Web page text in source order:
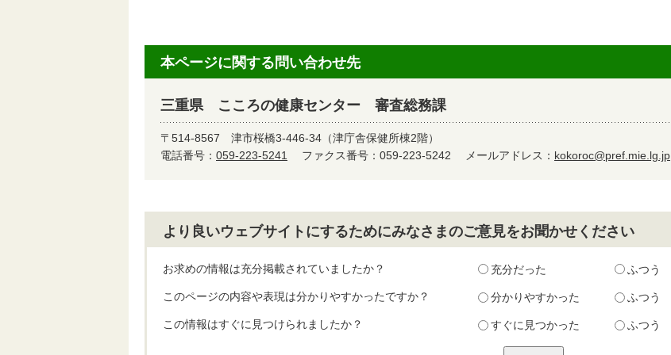
本ページに関する問い合わせ先
三重県 こころの健康センター 審査総務課
〒514-8567 津市桜橋3-446-34（津庁舎保健所棟2階）
電話番号： 059-223-5241 ファクス番号：059-223-5242 メールアドレス： kokoroc@pref.mie.lg.jp
より良いウェブサイトにするためにみなさまのご意見をお聞かせください
お求めの情報は充分掲載されていましたか？ 充分だった ふつう
このページの内容や表現は分かりやすかったですか？ 分かりやすかった ふつう
この情報はすぐに見つけられましたか？ すぐに見つかった ふつう